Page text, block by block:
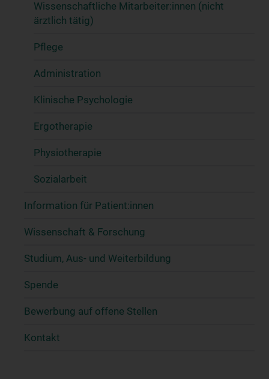
Wissenschaftliche Mitarbeiter:innen (nicht
ärztlich tätig)
Pflege
Administration
Klinische Psychologie
Ergotherapie
Physiotherapie
Sozialarbeit
Information für Patient:innen
Wissenschaft & Forschung
Studium, Aus- und Weiterbildung
Spende
Bewerbung auf offene Stellen
Kontakt